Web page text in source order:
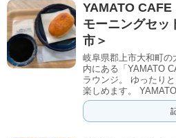
YAMATO
モーニングセッ
市＞
岐阜県郡上市大和町の
内にある「YAMATO
ラウンジ。 ゆったり
楽しめます。